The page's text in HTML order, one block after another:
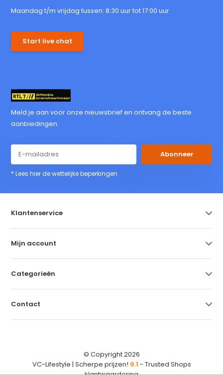
Maandag t/m vrijdag tussen: 8:30 uur tot 17:00 uur
Start live chat
Meld je aan voor onze nieuwsbrief en ontvang de beste
aanbiedingen.
Abonneer
* Lees hier de wettelijke beperkingen
Klantenservice
Mijn account
Categorieën
Contact
© Copyright 2026
VC-Lifestyle | Scherpe prijzen! 9.1 - Trusted Shops